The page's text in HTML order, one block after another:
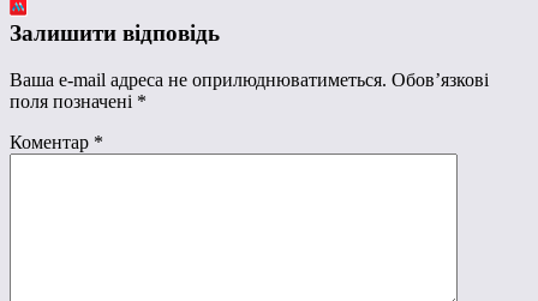
Залишити відповідь
Ваша e-mail адреса не оприлюднюватиметься. Обов’язкові
поля позначені *
Коментар *